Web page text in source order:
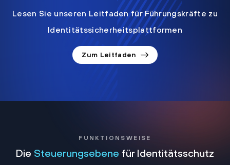
Lesen Sie unseren Leitfaden für Führungskräfte zu
Identitätssicherheitsplattformen
Zum Leitfaden
FUNKTIONSWEISE
Die Steuerungsebene für Identitätsschutz